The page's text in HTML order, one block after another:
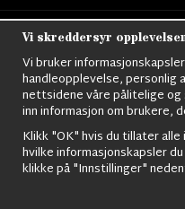
Nordens största
kläder,Militärtöverskott,
utrustning,väktarkläder
Jackor,Bomberjackor,
kläder,
Militärknivar
Vi skreddersyr
Vi bruker
handleopplevelse, personlig
nettsidene våre pålitelige
inn informasjon om brukere,
Klikk "OK" hvis du tillater
hvilke informasjonskapsler
klikke på "Innstillinger"